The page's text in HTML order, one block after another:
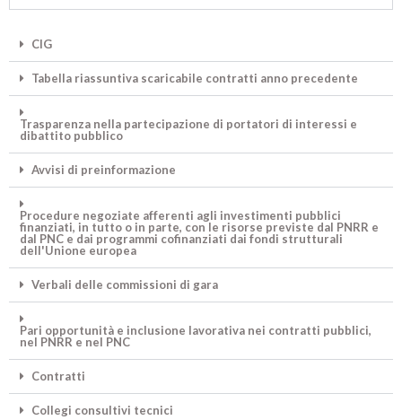
CIG
Tabella riassuntiva scaricabile contratti anno precedente
Trasparenza nella partecipazione di portatori di interessi e
dibattito pubblico
Avvisi di preinformazione
Procedure negoziate afferenti agli investimenti pubblici
finanziati, in tutto o in parte, con le risorse previste dal PNRR e
dal PNC e dai programmi cofinanziati dai fondi strutturali
dell'Unione europea
Verbali delle commissioni di gara
Pari opportunità e inclusione lavorativa nei contratti pubblici,
nel PNRR e nel PNC
Contratti
Collegi consultivi tecnici